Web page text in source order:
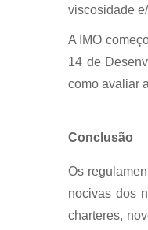
viscosidade
A IMO
14 de
como avaliar
Conclusão
Os
nocivas dos
charteres,